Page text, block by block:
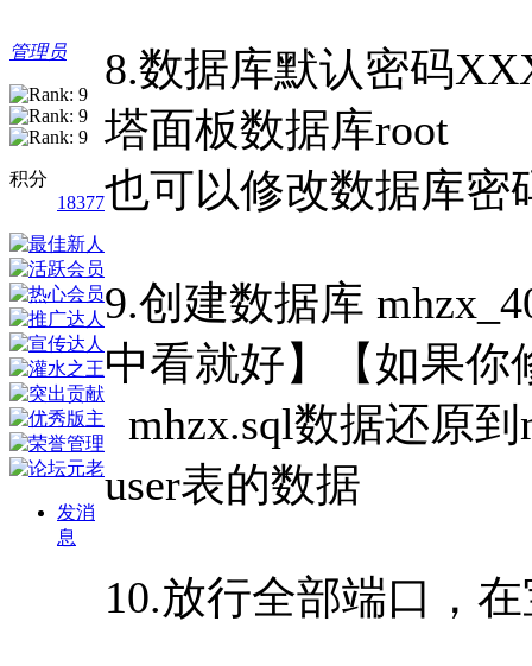
管理员
积分
18377
发消
息
8.数据库默认密码
塔面板数据库root
也可以修改数据库密
9.创建数据库
中看就好】【如果你
mhzx.sql数据还原
user表的数据
10.放行全部端口，